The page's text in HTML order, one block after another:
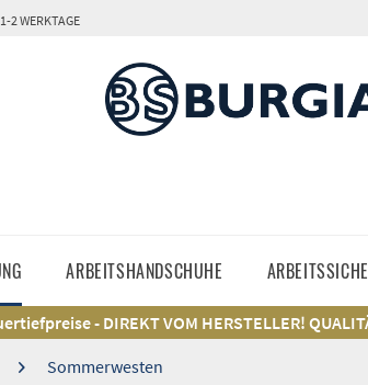
2 WERKTAGE
ARBEITSHANDSCHUHE
- DIREKT VOM HERSTELLER!
Sommerwesten